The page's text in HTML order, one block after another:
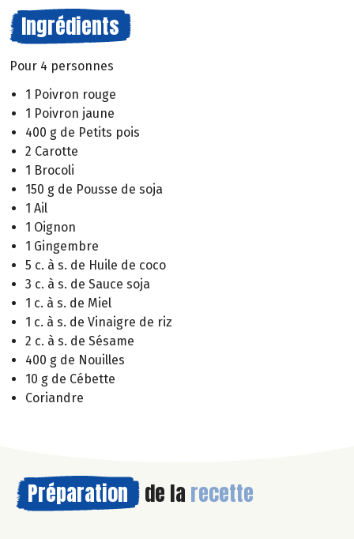
Ingrédients
Pour 4 personnes
1 Poivron rouge
1 Poivron jaune
400 g de Petits pois
2 Carotte
1 Brocoli
150 g de Pousse de soja
1 Ail
1 Oignon
1 Gingembre
5 c. à s. de Huile de coco
3 c. à s. de Sauce soja
1 c. à s. de Miel
1 c. à s. de Vinaigre de riz
2 c. à s. de Sésame
400 g de Nouilles
10 g de Cébette
Coriandre
Préparation de la recette